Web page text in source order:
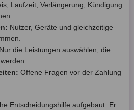
Laufzeit, Verlängerung, Kündigung
Nutzer, Geräte und gleichzeitige
Nur die Leistungen auswählen, die
Offene Fragen vor der Zahlung
Entscheidungshilfe aufgebaut. Er